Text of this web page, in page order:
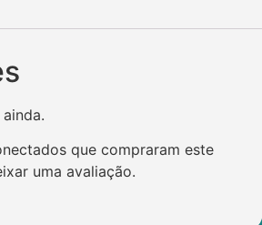
que compraram este
uma avaliação.